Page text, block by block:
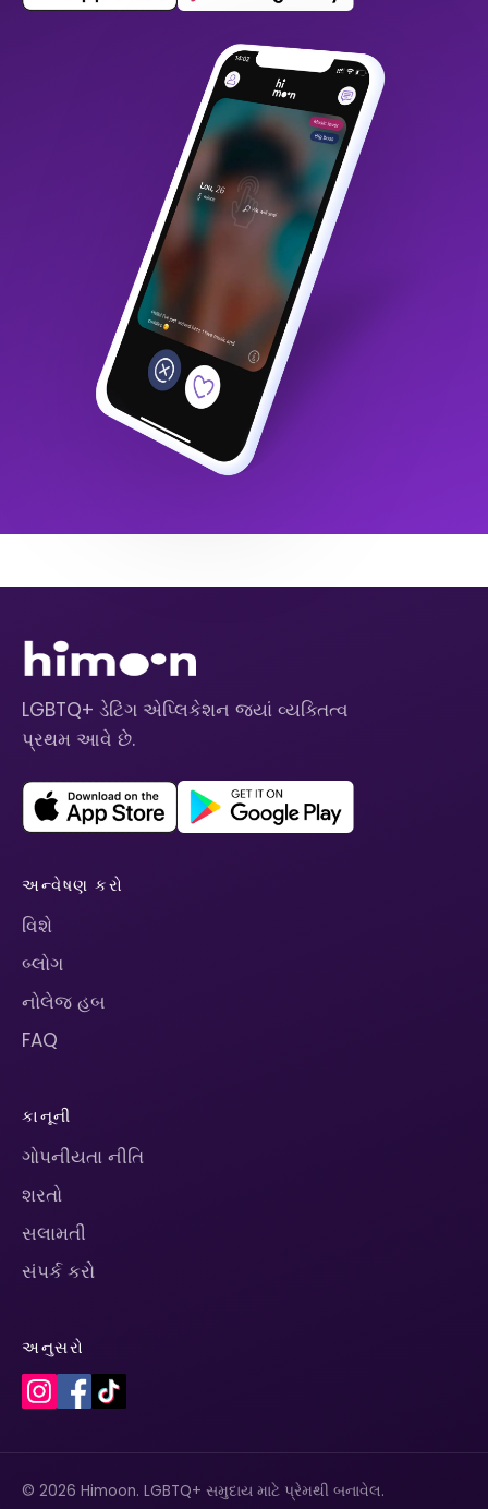
LGBTQ+ ડેટિંગ એપ્લિકેશન જ્યાં વ્યક્તિત્વ
પ્રથમ આવે છે.
અન્વેષણ કરો
વિશે
બ્લોગ
નોલેજ હબ
FAQ
કાનૂની
ગોપનીયતા નીતિ
શરતો
સલામતી
સંપર્ક કરો
અનુસરો
© 2026 Himoon. LGBTQ+ સમુદાય માટે પ્રેમથી બનાવેલ.